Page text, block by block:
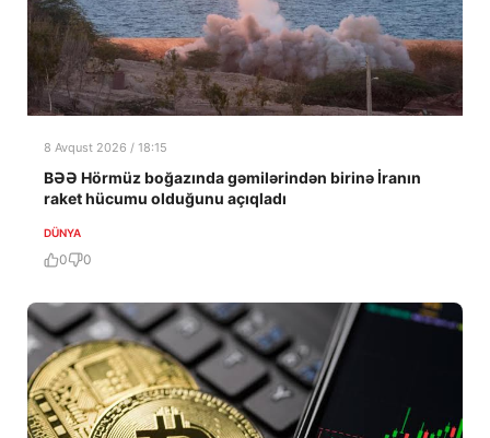
8 Avqust 2026 / 18:15
BƏƏ Hörmüz boğazında gəmilərindən birinə İranın
raket hücumu olduğunu açıqladı
DÜNYA
0 0